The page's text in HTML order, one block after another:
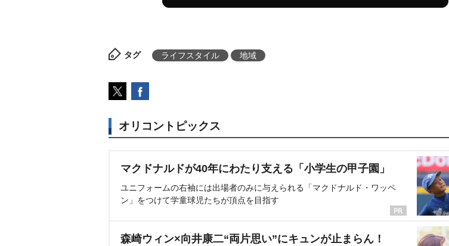
タグ ライフスタイル 地域
オリコントピックス
マクドナルドが40年にわたり支える「小学生の甲子園」
ユニフォームの右袖には出場者のみに与えられる「マクドナルド・ワッペ
ン」をつけて学童球児たちが頂点を目指す
森崎ウィン×向井康二“両片思い”にキュンが止まらん！